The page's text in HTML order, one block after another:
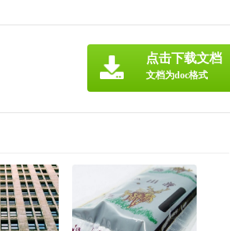
点击下载文档
文档为doc格式